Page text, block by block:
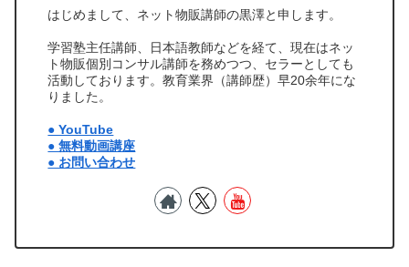
はじめまして、ネット物販講師の黒澤と申します。
学習塾主任講師、日本語教師などを経て、現在はネッ
ト物販個別コンサル講師を務めつつ、セラーとしても
活動しております。教育業界（講師歴）早20余年にな
りました。
● YouTube
● 無料動画講座
● お問い合わせ